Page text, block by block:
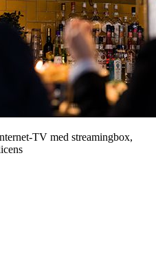
TV med streamingbox,